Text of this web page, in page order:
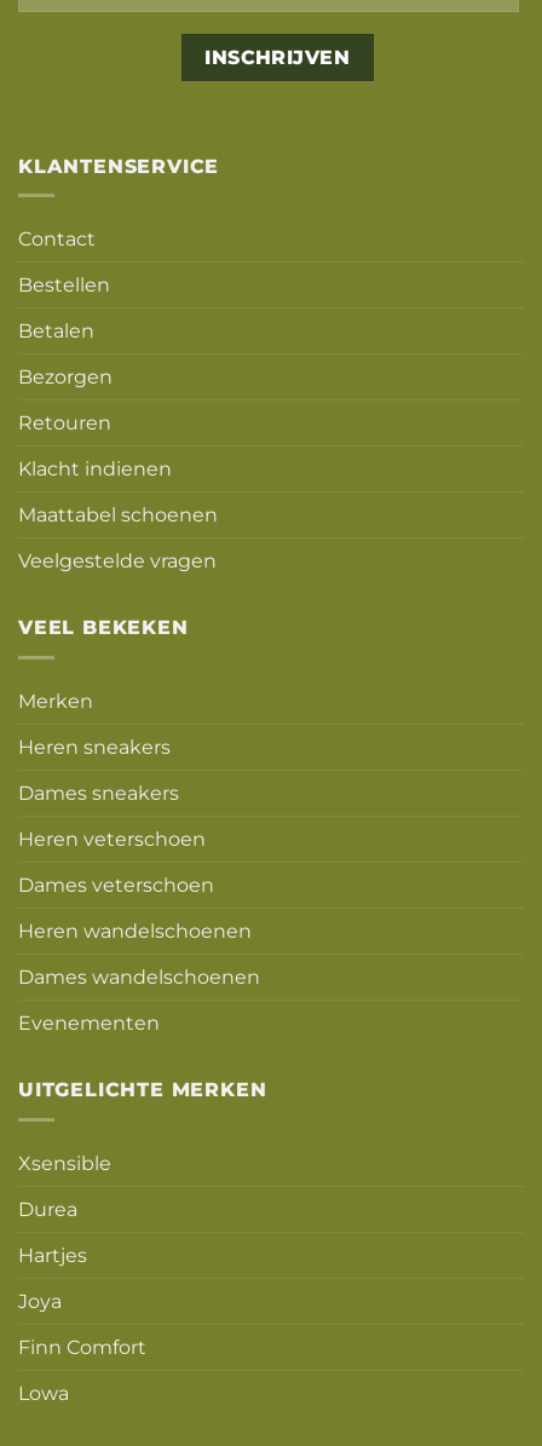
KLANTENSERVICE
Contact
Bestellen
Betalen
Bezorgen
Retouren
Klacht indienen
Maattabel schoenen
Veelgestelde vragen
VEEL BEKEKEN
Merken
Heren sneakers
Dames sneakers
Heren veterschoen
Dames veterschoen
Heren wandelschoenen
Dames wandelschoenen
Evenementen
UITGELICHTE MERKEN
Xsensible
Durea
Hartjes
Joya
Finn Comfort
Lowa